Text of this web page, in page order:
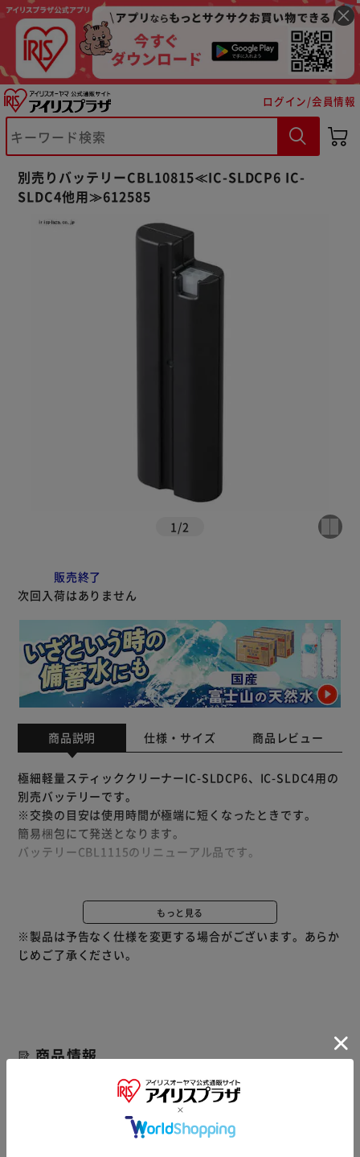
ログイン/会員情報
別売りバッテリーCBL10815≪IC-SLDCP6 IC-
SLDC4他用≫612585
1 /2
販売終了
次回入荷はありません
商品説明 仕様・サイズ 商品レビュー
極細軽量スティッククリーナーIC-SLDCP6、IC-SLDC4用の
別売バッテリーです。
※交換の目安は使用時間が極端に短くなったときです。
簡易梱包にて発送となります。
バッテリーCBL1115のリニューアル品です。
別配送となる場合がございます。
※別配送となりましても別途送料が発生することはございま
せん。
もっと見る
※製品は予告なく仕様を変更する場合がございます。あらか
じめご了承ください。
商品情報
▼ 食品・飲料おすすめ ▼
※ご確認ください
カートに入れる 購入手続きへ